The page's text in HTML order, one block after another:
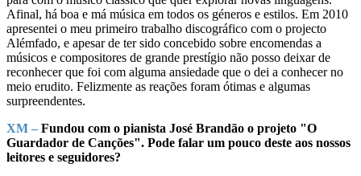
Afinal, há boa e má música em todos os géneros e estilos. Em 2010
apresentei o meu primeiro trabalho discográfico com o projecto
Alémfado, e apesar de ter sido concebido sobre encomendas a
músicos e compositores de grande prestígio não posso deixar de
reconhecer que foi com alguma ansiedade que o dei a conhecer no
meio erudito. Felizmente as reações foram ótimas e algumas
surpreendentes.
XM – Fundou com o pianista José Brandão o projeto "O
Guardador de Canções". Pode falar um pouco deste aos nossos
leitores e seguidores?